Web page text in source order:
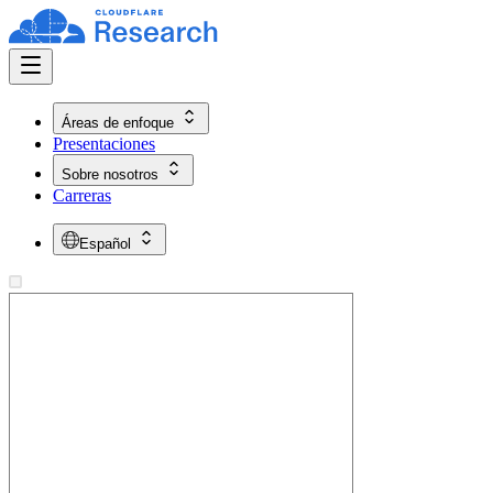
Áreas de enfoque
Presentaciones
Sobre nosotros
Carreras
Español